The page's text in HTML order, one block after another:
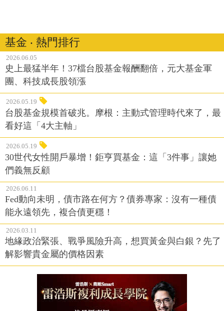
基金 ‧ 熱門排行
2026.06.05
史上最猛半年！37檔台股基金報酬翻倍，元大基金軍
團、科技成長股領漲
2026.05.19
台股基金規模首破兆。摩根：主動式管理時代來了，最
看好這「4大主軸」
2026.05.19
30世代女性開戶暴增！鉅亨買基金：這「3件事」讓她
們義無反顧
2026.06.11
Fed動向未明，債市路在何方？債券專家：沒有一種債
能永遠領先，複合債更穩！
2026.03.11
地緣政治緊張、戰爭風險升高，想買黃金與白銀？先了
解影響貴金屬的價格因素